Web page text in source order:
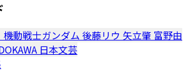
機動戦士ガンダム 後藤リウ 矢立肇 富野由
日本文芸